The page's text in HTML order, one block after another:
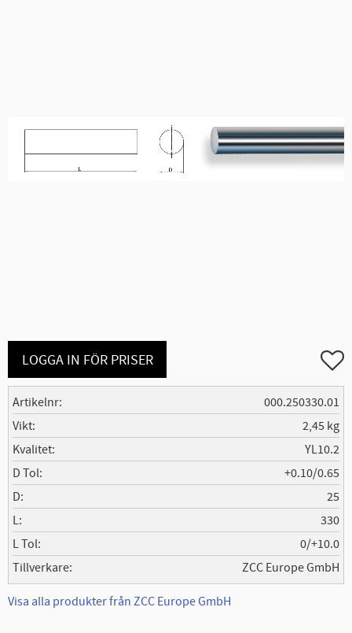
LOGGA IN FÖR PRISER Lägg
Artikelnr
000.250330.01
Vikt
2,45 kg
Kvalitet
YL10.2
D Tol
+0.10/0.65
D
25
L
330
L Tol
0/+10.0
Tillverkare
ZCC Europe GmbH
Visa alla produkter från ZCC Europe GmbH